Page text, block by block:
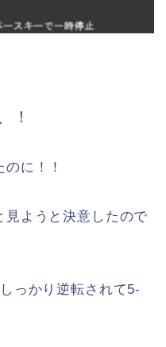
！
に！！
ようと決意したので
っかり逆転されて5-